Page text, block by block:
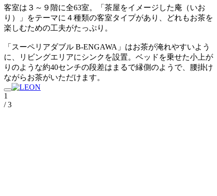
客室は３～９階に全63室。「茶屋をイメージした庵（いお
り）」をテーマに４種類の客室タイプがあり、どれもお茶を
楽しむための工夫がたっぷり。
「スーペリアダブル B-ENGAWA」はお茶が淹れやすいよう
に、リビングエリアにシンクを設置。ベッドを乗せた小上が
りのような約40センチの段差はまるで縁側のようで、腰掛け
ながらお茶がいただけます。
1
/ 3